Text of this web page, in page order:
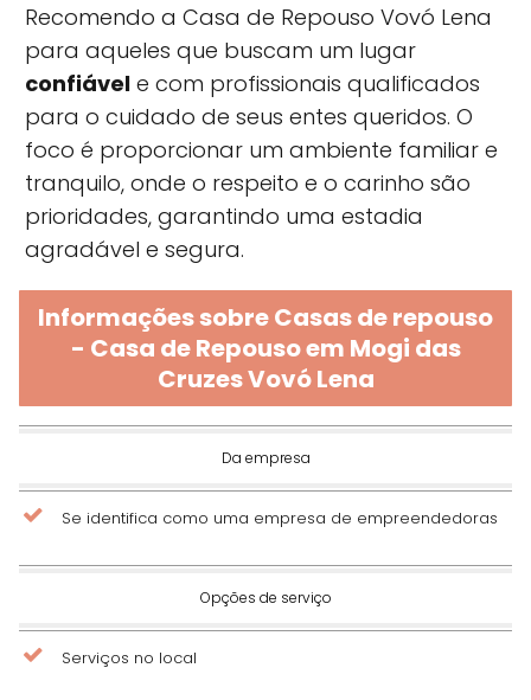
Recomendo a Casa de Repouso Vovó Lena
para aqueles que buscam um lugar
confiável e com profissionais qualificados
para o cuidado de seus entes queridos. O
foco é proporcionar um ambiente familiar e
tranquilo, onde o respeito e o carinho são
prioridades, garantindo uma estadia
agradável e segura.
Informações sobre Casas de repouso
- Casa de Repouso em Mogi das
Cruzes Vovó Lena
Da empresa
Se identifica como uma empresa de empreendedoras
Opções de serviço
Serviços no local